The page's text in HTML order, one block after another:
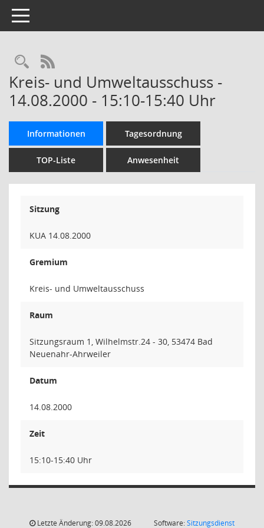
Toggle navigation
Rechercheauswahl
RSS-Feed
Kreis- und Umweltausschuss -
14.08.2000 - 15:10-15:40 Uhr
Informationen Tagesordnung
TOP-Liste Anwesenheit
Sitzung
KUA 14.08.2000
Gremium
Kreis- und Umweltausschuss
Raum
Sitzungsraum 1, Wilhelmstr.24 - 30, 53474 Bad
Neuenahr-Ahrweiler
Datum
14.08.2000
Zeit
15:10-15:40 Uhr
Letzte Änderung: 09.08.2026 Software:Sitzungsdienst